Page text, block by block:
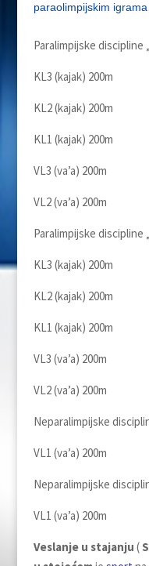
paraolimpijskim igrama
Paralimpijske discipline
KL3 (kajak) 200m
KL2 (kajak) 200m
KL1 (kajak) 200m
VL3 (va’a) 200m
VL2 (va’a) 200m
Paralimpijske discipline
KL3 (kajak) 200m
KL2 (kajak) 200m
KL1 (kajak) 200m
VL3 (va’a) 200m
VL2 (va’a) 200m
Neparalimpijske
VL1 (va’a) 200m
Neparalimpijske
VL1 (va’a) 200m
Veslanje u stajanju (